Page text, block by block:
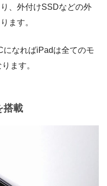
、外付けSSDなどの外
ます。
になればiPadは全てのモ
ます。
搭載